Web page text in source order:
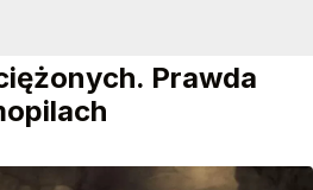
Prawda